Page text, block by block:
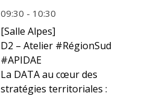
09:30 - 10:30
[Salle Alpes]
D2 – Atelier #RégionSud
#APIDAE
La DATA au cœur des
stratégies territoriales :